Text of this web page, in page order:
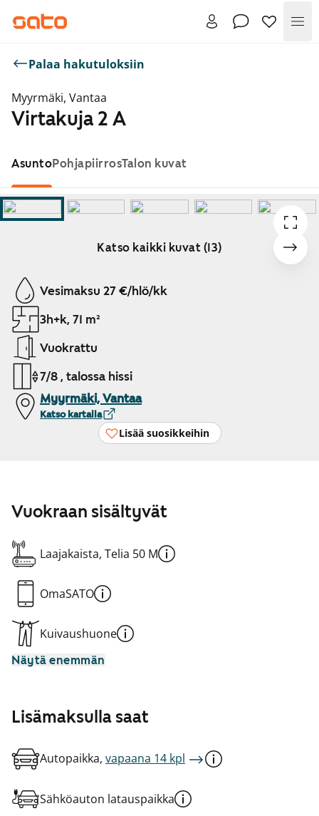
Palaa hakutuloksiin
Myyrmäki, Vantaa
Virtakuja 2 A
AsuntoPohjapiirrosTalon kuvat
Katso kaikki kuvat (13)
Näytetään dia 1 / 13
Vesimaksu 27 €/hlö/kk
3h+k, 71 m²
Vuokrattu
7/8 , talossa hissi
Myyrmäki, Vantaa
Katso kartalla
Lisää suosikkeihin
Vuokraan sisältyvät
Laajakaista, Telia 50 M
OmaSATO
Kuivaushuone
Näytä enemmän
Lisämaksulla saat
Autopaikka, vapaana 14 kpl
Sähköauton latauspaikka